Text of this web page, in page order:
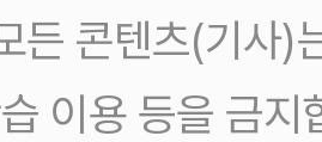
든 콘텐츠(기사)
이용 등을 금지